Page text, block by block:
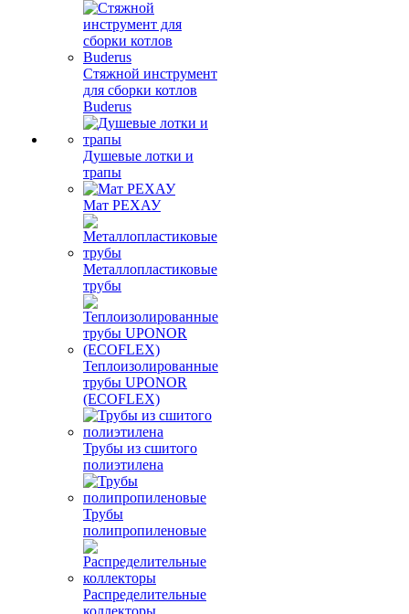
Стяжной инструмент
для сборки котлов
Buderus
Душевые лотки и
трапы
Мат РЕХАУ
Металлопластиковые
трубы
Теплоизолированные
трубы UPONOR
(ECOFLEX)
Трубы из сшитого
полиэтилена
Трубы
полипропиленовые
Распределительные
коллекторы